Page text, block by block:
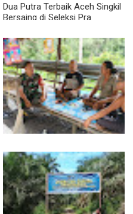
Dua Putra Terbaik Aceh Singkil
Bersaing di Seleksi Pra
Lewat Komsos di Warung
Kopi, Babinsa Bangun Sinergi
dan Kekompakan Warga